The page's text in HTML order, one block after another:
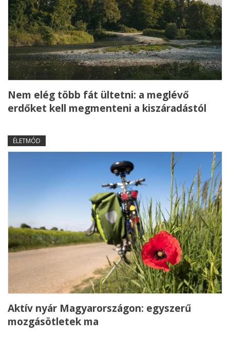
Nem elég több fát ültetni: a meglévő
erdőket kell megmenteni a kiszáradástól
ÉLETMÓD
Aktív nyár Magyarországon: egyszerű
mozgásötletek ma